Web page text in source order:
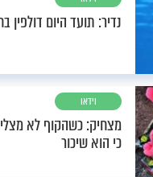
נדיר: תועד היום דולפין
וידאו
מצחיק: כשהקוף לא
כי הוא שיכור